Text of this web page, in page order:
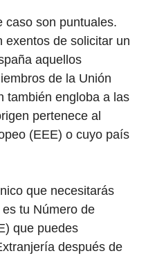
caso son puntuales.
exentos de solicitar un
aquellos
de la Unión
también engloba a las
pertenece al
(EEE) o cuyo país
que necesitarás
tu Número de
que puedes
después de